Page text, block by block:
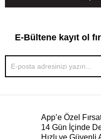
E-Bültene kayıt ol
App’e Özel
14 Gün İçinde
Hızlı ve Güvenli